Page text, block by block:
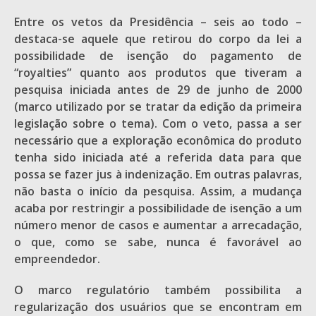
Entre os vetos da Presidência – seis ao todo –
destaca-se aquele que retirou do corpo da lei a
possibilidade de isenção do pagamento de
“royalties” quanto aos produtos que tiveram a
pesquisa iniciada antes de 29 de junho de 2000
(marco utilizado por se tratar da edição da primeira
legislação sobre o tema). Com o veto, passa a ser
necessário que a exploração econômica do produto
tenha sido iniciada até a referida data para que
possa se fazer jus à indenização. Em outras palavras,
não basta o início da pesquisa. Assim, a mudança
acaba por restringir a possibilidade de isenção a um
número menor de casos e aumentar a arrecadação,
o que, como se sabe, nunca é favorável ao
empreendedor.
O marco regulatório também possibilita a
regularização dos usuários que se encontram em